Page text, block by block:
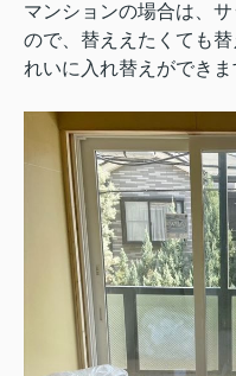
マンションの場合は、
ので、替ええたくても
れいに入れ替えができま